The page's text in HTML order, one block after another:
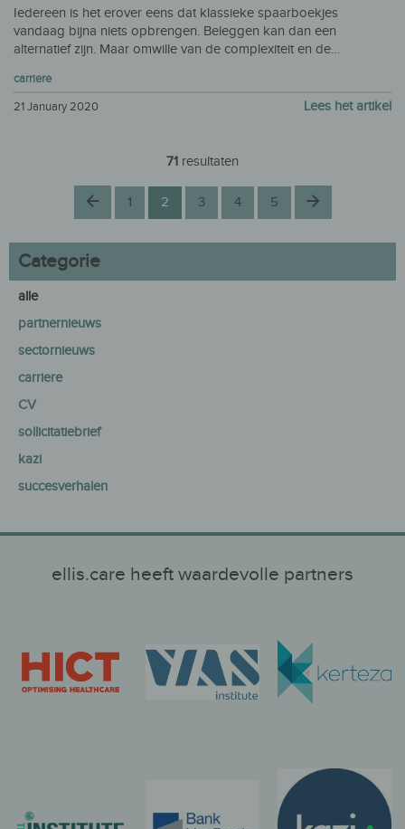
Iedereen is het erover eens dat klassieke spaarboekjes
vandaag bijna niets opbrengen. Beleggen kan dan een
alternatief zijn. Maar omwille van de complexiteit en de…
carriere
21 January 2020 Lees het artikel
71 resultaten
Vorige1 2 3 4 5 Volgende
Categorie
alle
partnernieuws
sectornieuws
carriere
CV
sollicitatiebrief
kazi
succesverhalen
ellis.care heeft waardevolle partners